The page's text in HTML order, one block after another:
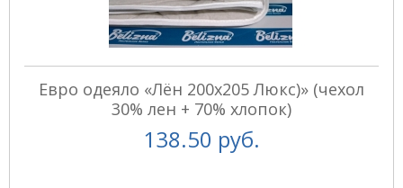
Евро одеяло «Лён 200х205 Люкс)» (чехол
30% лен + 70% хлопок)
138.50 руб.